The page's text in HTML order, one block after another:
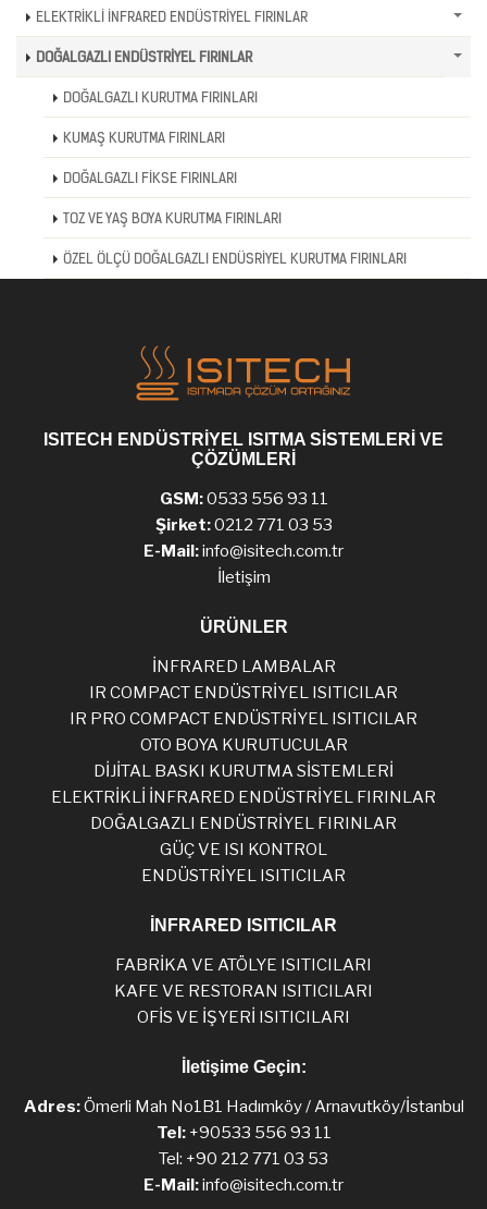
ELEKTRİKLİ İNFRARED ENDÜSTRİYEL FIRINLAR
DOĞALGAZLI ENDÜSTRİYEL FIRINLAR
DOĞALGAZLI KURUTMA FIRINLARI
KUMAŞ KURUTMA FIRINLARI
DOĞALGAZLI FİKSE FIRINLARI
TOZ VE YAŞ BOYA KURUTMA FIRINLARI
ÖZEL ÖLÇÜ DOĞALGAZLI ENDÜSRİYEL KURUTMA FIRINLARI
ISITECH ENDÜSTRİYEL ISITMA SİSTEMLERİ VE
ÇÖZÜMLERİ
GSM:0533 556 93 11
Şirket:0212 771 03 53
E-Mail:info@isitech.com.tr
İletişim
ÜRÜNLER
İNFRARED LAMBALAR
IR COMPACT ENDÜSTRİYEL ISITICILAR
IR PRO COMPACT ENDÜSTRİYEL ISITICILAR
OTO BOYA KURUTUCULAR
DİJİTAL BASKI KURUTMA SİSTEMLERİ
ELEKTRİKLİ İNFRARED ENDÜSTRİYEL FIRINLAR
DOĞALGAZLI ENDÜSTRİYEL FIRINLAR
GÜÇ VE ISI KONTROL
ENDÜSTRİYEL ISITICILAR
İNFRARED ISITICILAR
FABRİKA VE ATÖLYE ISITICILARI
KAFE VE RESTORAN ISITICILARI
OFİS VE İŞYERİ ISITICILARI
İletişime Geçin:
Adres:Ömerli Mah No1B1 Hadımköy / Arnavutköy/İstanbul
Tel: +90533 556 93 11
Tel: +90 212 771 03 53
E-Mail:info@isitech.com.tr